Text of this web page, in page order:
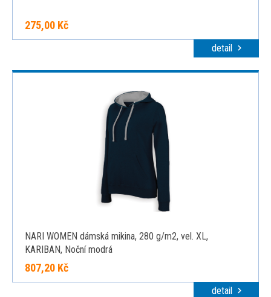
275,00 Kč
detail
NARI WOMEN dámská mikina, 280 g/m2, vel. XL,
KARIBAN, Noční modrá
807,20 Kč
detail